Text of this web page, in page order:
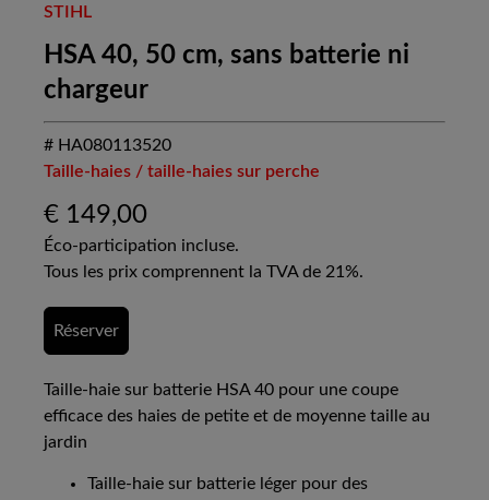
STIHL
HSA 40, 50 cm, sans batterie ni
chargeur
# HA080113520
Taille-haies / taille-haies sur perche
€ 149,00
Éco-participation incluse.
Tous les prix comprennent la TVA de 21%.
Réserver
Taille-haie sur batterie HSA 40 pour une coupe
efficace des haies de petite et de moyenne taille au
jardin
Taille-haie sur batterie léger pour des